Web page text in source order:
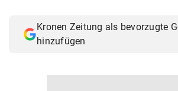
Kronen Zeitung als bevorzugte
hinzufügen